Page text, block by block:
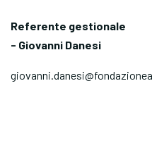
Referente gestionale
- Giovanni Danesi